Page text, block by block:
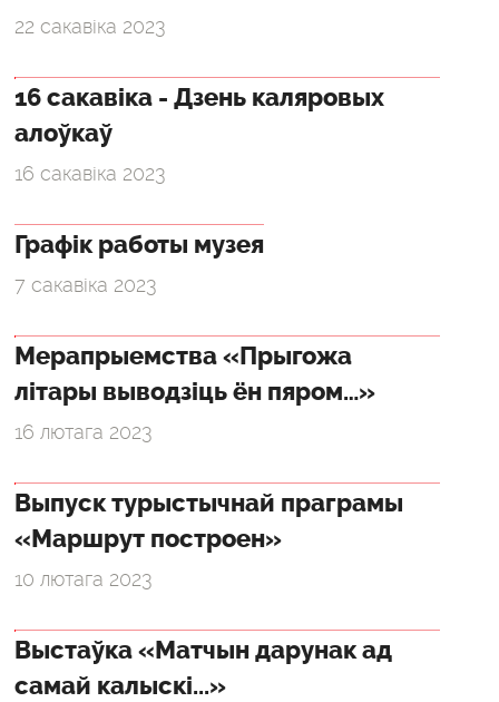
22 сакавіка 2023
16 сакавіка - Дзень каляровых
алоўкаў
16 сакавіка 2023
Графік работы музея
7 сакавіка 2023
Мерапрыемства «Прыгожа
літары выводзіць ён пяром…»
16 лютага 2023
Выпуск турыстычнай праграмы
«Маршрут построен»
10 лютага 2023
Выстаўка «Матчын дарунак ад
самай калыскі...»